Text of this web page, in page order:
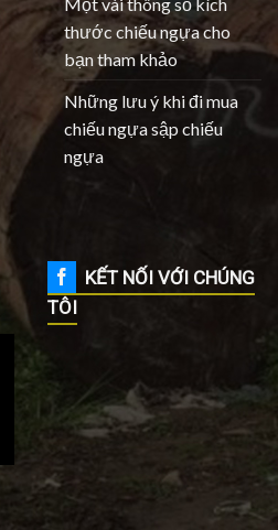
thước chiếu ngựa cho
bạn tham khảo
Những lưu ý khi đi mua
chiếu ngựa sập chiếu
ngựa
KẾT NỐI VỚI CHÚNG
TÔI